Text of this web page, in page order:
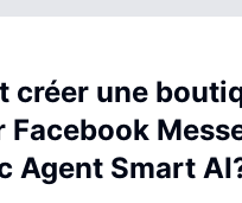
créer une
Facebook
Agent Smart